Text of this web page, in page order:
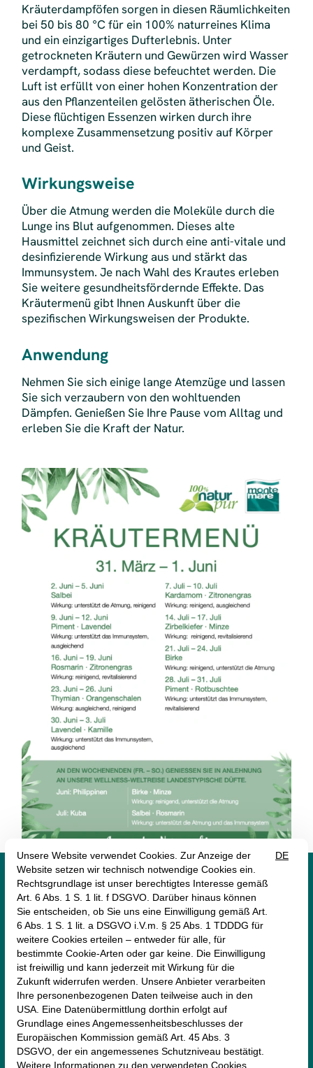
Kräuterdampföfen sorgen in diesen Räumlichkeiten
bei 50 bis 80 °C für ein 100% naturreines Klima
und ein einzigartiges Dufterlebnis. Unter
getrockneten Kräutern und Gewürzen wird Wasser
verdampft, sodass diese befeuchtet werden. Die
Luft ist erfüllt von einer hohen Konzentration der
aus den Pflanzenteilen gelösten ätherischen Öle.
Diese flüchtigen Essenzen wirken durch ihre
komplexe Zusammensetzung positiv auf Körper
und Geist.
Wirkungsweise
Über die Atmung werden die Moleküle durch die
Lunge ins Blut aufgenommen. Dieses alte
Hausmittel zeichnet sich durch eine anti-vitale und
desinfizierende Wirkung aus und stärkt das
Immunsystem. Je nach Wahl des Krautes erleben
Sie weitere gesundheitsfördernde Effekte. Das
Kräutermenü gibt Ihnen Auskunft über die
spezifischen Wirkungsweisen der Produkte.
Anwendung
Nehmen Sie sich einige lange Atemzüge und lassen
Sie sich verzaubern von den wohltuenden
Dämpfen. Genießen Sie Ihre Pause vom Alltag und
erleben Sie die Kraft der Natur.
   
monte mare Rheinbach
Münstereifeler Straße 69
53359 Rheinbach
+49 (2226) 9030 -0
rheinbach@monte-mare.de
AGB (Online-Shop)ImpressumDatenschutz